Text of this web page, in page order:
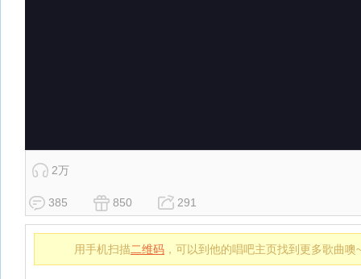
2万
385 850 291
用手机扫描二维码 ，可以到他的唱吧主页找到更多歌曲噢